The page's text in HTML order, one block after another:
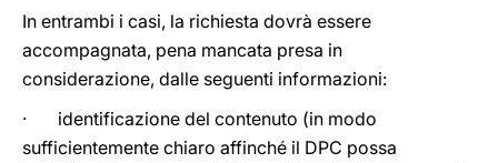
In entrambi i casi, la richiesta dovrà essere
accompagnata, pena mancata presa in
considerazione, dalle seguenti informazioni:
· identificazione del contenuto (in modo
sufficientemente chiaro affinché il DPC possa